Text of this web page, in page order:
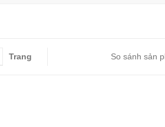
So sánh sản
Trang